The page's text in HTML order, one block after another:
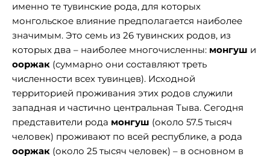
именно те тувинские рода, для которых
монгольское влияние предполагается наиболее
значимым. Это семь из 26 тувинских родов, из
которых два – наиболее многочисленны: монгуш и
ооржак (суммарно они составляют треть
численности всех тувинцев). Исходной
территорией проживания этих родов служили
западная и частично центральная Тыва. Сегодня
представители рода монгуш (около 57.5 тысяч
человек) проживают по всей республике, а рода
ооржак (около 25 тысяч человек) – в основном в